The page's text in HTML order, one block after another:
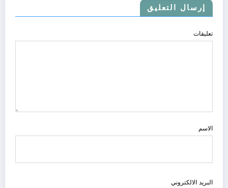
إرسال التعليق
تعليقات
الاسم
البريد الالكتروني